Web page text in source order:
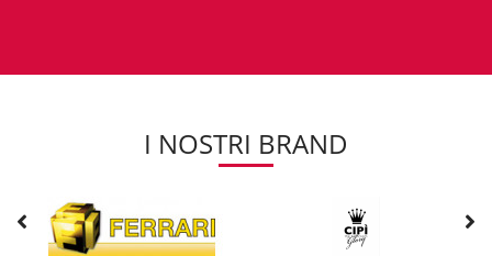
I NOSTRI BRAND